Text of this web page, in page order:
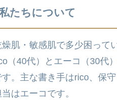
たちについて
肌・敏感肌で多少困って
（40代）とエーコ（30代
す。主な書き手はrico、保
はエーコです。